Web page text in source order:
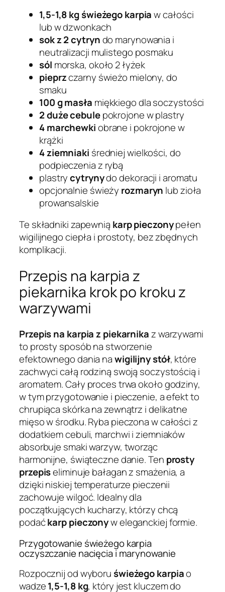
1,5-1,8 kg świeżego karpiaw całości
lub w dzwonkach
sok z 2 cytryndo marynowania i
neutralizacji mulistego posmaku
sól morska, około 2 łyżek
pieprzczarny świeżo mielony, do
smaku
100 g masła miękkiego dla soczystości
2 duże cebulepokrojone w plastry
4 marchewkiobrane i pokrojone w
krążki
4 ziemniaki średniej wielkości, do
podpieczenia z rybą
plastrycytrynydo dekoracji i aromatu
opcjonalnie świeży rozmaryn lub zioła
prowansalskie
Te składniki zapewnią karp pieczonypełen
wigilijnego ciepła i prostoty, bez zbędnych
komplikacji.
Przepis na karpia z
piekarnika krok po kroku z
warzywami
Przepis na karpia z piekarnikaz warzywami
to prosty sposób na stworzenie
efektownego dania nawigilijny stół, które
zachwyci całą rodziną swoją soczystością i
aromatem. Cały proces trwa około godziny,
w tym przygotowanie i pieczenie, a efekt to
chrupiąca skórka na zewnątrz i delikatne
mięso w środku. Ryba pieczona w całości z
dodatkiem cebuli, marchwi i ziemniaków
absorbuje smaki warzyw, tworząc
harmonijne, świąteczne danie. Ten prosty
przepiseliminuje bałagan z smażenia, a
dzięki niskiej temperaturze pieczenii
zachowuje wilgoć. Idealny dla
początkujących kucharzy, którzy chcą
podaćkarp pieczonyw eleganckiej formie.
Przygotowanie świeżego karpia
oczyszczanie nacięcia i marynowanie
Rozpocznij od wyboruświeżego karpiao
wadze1,5-1,8 kg, który jest kluczem do